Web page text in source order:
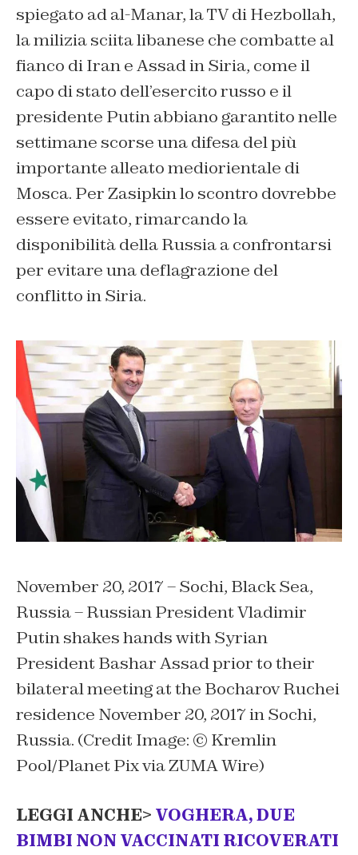
spiegato ad al-Manar, la TV di Hezbollah,
la milizia sciita libanese che combatte al
fianco di Iran e Assad in Siria, come il
capo di stato dell’esercito russo e il
presidente Putin abbiano garantito nelle
settimane scorse una difesa del più
importante alleato mediorientale di
Mosca. Per Zasipkin lo scontro dovrebbe
essere evitato, rimarcando la
disponibilità della Russia a confrontarsi
per evitare una deflagrazione del
conflitto in Siria.
November 20, 2017 – Sochi, Black Sea,
Russia – Russian President Vladimir
Putin shakes hands with Syrian
President Bashar Assad prior to their
bilateral meeting at the Bocharov Ruchei
residence November 20, 2017 in Sochi,
Russia. (Credit Image: © Kremlin
Pool/Planet Pix via ZUMA Wire)
LEGGI ANCHE> VOGHERA, DUE
BIMBI NON VACCINATI RICOVERATI